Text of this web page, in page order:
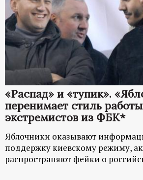
«Распад» и «тупик».
перенимает стиль работы
экстремистов из ФБК*
Яблочники оказывают
поддержку киевскому режиму,
распространяют фейки о